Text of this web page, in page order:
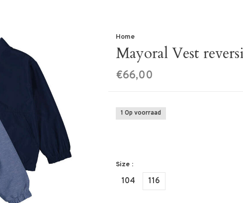
Home
Mayoral Vest
€66,00
1 Op voorraad
Size :
104 116